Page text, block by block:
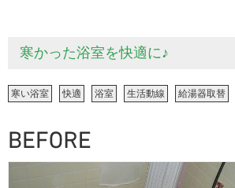
寒かった浴室を快適に♪
寒い浴室 快適 浴室 生活動線 給湯器取替